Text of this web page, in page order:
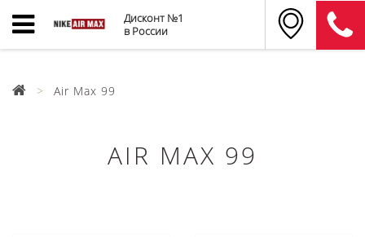
Дисконт №1
в России
Air Max 99
AIR MAX 99